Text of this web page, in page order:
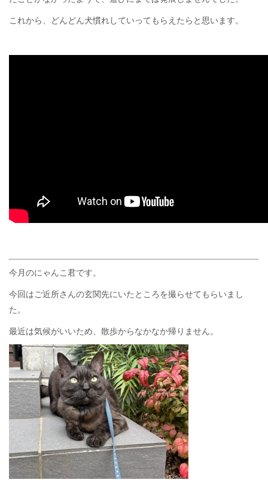
これから、どんどん犬慣れしていってもらえたらと思います。
今月のにゃんこ君です。
今回はご近所さんの玄関先にいたところを撮らせてもらいまし
た。
最近は気候がいいため、散歩からなかなか帰りません。